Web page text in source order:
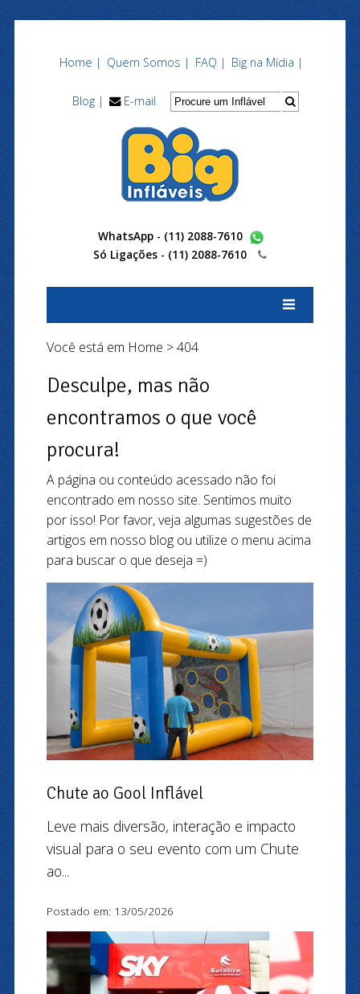
Home | Quem Somos | FAQ | Big na Mídia |
Blog | E-mail
WhatsApp - (11) 2088-7610
Só Ligações - (11) 2088-7610
Você está em Home > 404
Desculpe, mas não
encontramos o que você
procura!
A página ou conteúdo acessado não foi
encontrado em nosso site. Sentimos muito
por isso! Por favor, veja algumas sugestões de
artigos em nosso blog ou utilize o menu acima
para buscar o que deseja =)
Chute ao Gool Inflável
Leve mais diversão, interação e impacto
visual para o seu evento com um Chute
ao...
Postado em: 13/05/2026